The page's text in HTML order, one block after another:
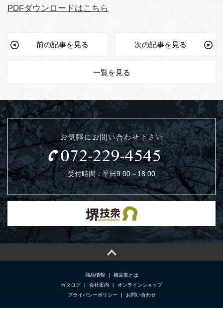
PDFダウンロードはこちら
前の記事を見る 次の記事を見る
一覧を見る
お気軽にお問い合わせ下さい
受付時間：平日9:00～18:00
商品情報 |
梅栄堂とは
カタログ
| 会社案内 |
オンラインショップ
プライバシーポリシー
| お問い合わせ